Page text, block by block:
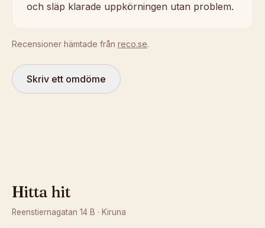
och släp klarade uppkörningen utan problem.
Recensioner hämtade från reco.se.
Skriv ett omdöme
Hitta hit
Reenstiernagatan 14 B · Kiruna